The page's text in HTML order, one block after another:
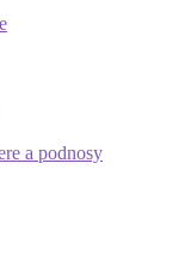
a podnosy